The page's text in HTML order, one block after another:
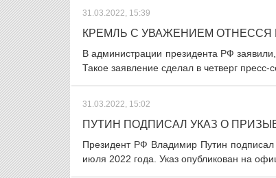
31.03.2022, 15:39
КРЕМЛЬ С УВАЖЕНИЕМ
В администрации президента РФ
Такое заявление сделал в четверг
31.03.2022, 15:02
ПУТИН ПОДПИСАЛ УКАЗ О
Президент РФ Владимир Путин
июля 2022 года. Указ опубликован на